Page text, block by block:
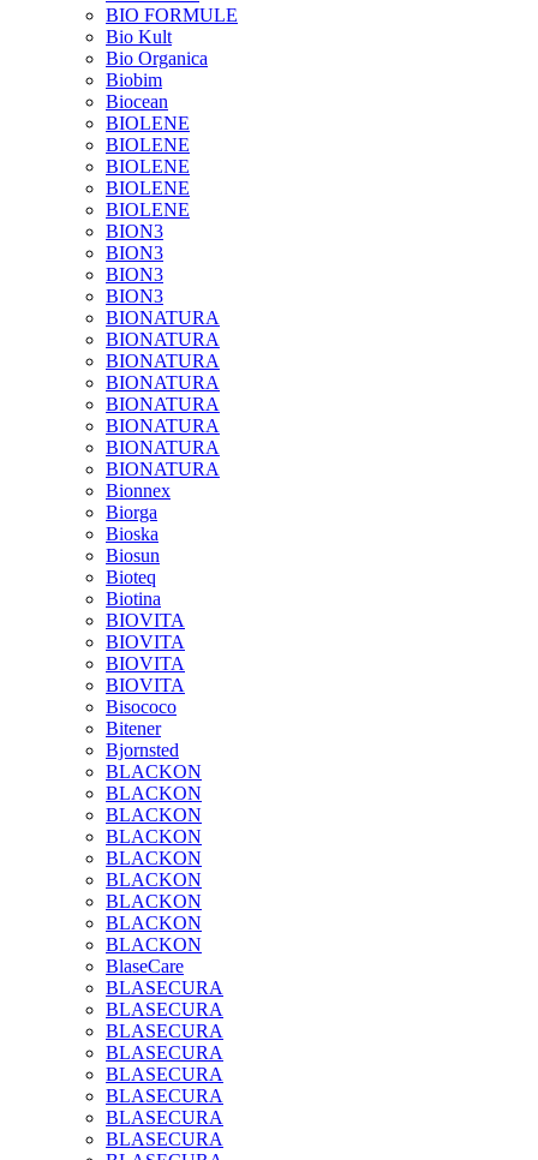
BIO FORMULE
Bio Kult
Bio Organica
Biobim
Biocean
BIOLENE
BIOLENE
BIOLENE
BIOLENE
BIOLENE
BION3
BION3
BION3
BION3
BIONATURA
BIONATURA
BIONATURA
BIONATURA
BIONATURA
BIONATURA
BIONATURA
BIONATURA
Bionnex
Biorga
Bioska
Biosun
Bioteq
Biotina
BIOVITA
BIOVITA
BIOVITA
BIOVITA
Bisococo
Bitener
Bjornsted
BLACKON
BLACKON
BLACKON
BLACKON
BLACKON
BLACKON
BLACKON
BLACKON
BLACKON
BlaseCare
BLASECURA
BLASECURA
BLASECURA
BLASECURA
BLASECURA
BLASECURA
BLASECURA
BLASECURA